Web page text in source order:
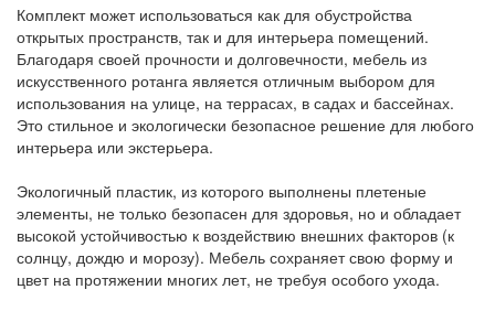
Комплект может использоваться как для обустройства
открытых пространств, так и для интерьера помещений.
Благодаря своей прочности и долговечности, мебель из
искусственного ротанга является отличным выбором для
использования на улице, на террасах, в садах и бассейнах.
Это стильное и экологически безопасное решение для любого
интерьера или экстерьера.
Экологичный пластик, из которого выполнены плетеные
элементы, не только безопасен для здоровья, но и обладает
высокой устойчивостью к воздействию внешних факторов (к
солнцу, дождю и морозу). Мебель сохраняет свою форму и
цвет на протяжении многих лет, не требуя особого ухода.